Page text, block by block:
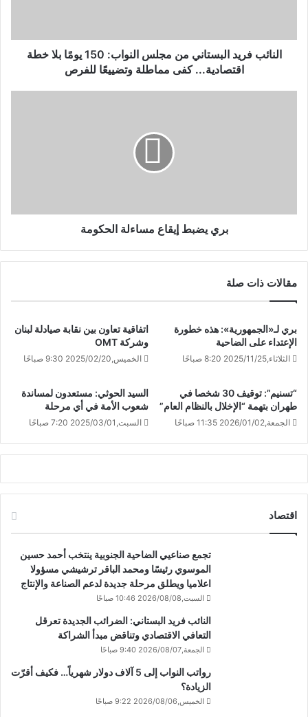
النائب فريد البستاني من مجلس النواب: 150 يومًا بلا خطة
اقتصادية... كفى مماطلة وتضييعًا للفرص
بري يضبط إيقاع مساءلة الحكومة
مقالات ذات صلة
بري لـ«الجمهورية»: هذه خطورة
الإعتداء على الضاحية
الثلاثاء,2025/11/25 8:20 صباحًا
اتفاقية تعاون بين نقابة صيادلة لبنان
وشركة OMT
الخميس,2025/02/20 9:30 صباحًا
“تسنيم”: توقيف 30 شخصا في
طهران بتهمة “الإخلال بالنظام العام”
الجمعة,2026/01/02 11:35 صباحًا
السيد الحوثي: مستعدون لمساندة
شعوب الأمة في أي مرحلة
السبت,2025/03/01 7:20 صباحًا
اقتصاد
تجمع صناعيي الضاحية الجنوبية ينتخب أحمد حسين
الموسوي رئيسًا ومحمد الباقر ترشيشي مسؤولا
اعلاميا ويطلق مرحلة جديدة لدعم الصناعة والإنتاج
السبت,2026/08/08 10:46 صباحًا
النائب فريد البستاني: الضرائب الجديدة تعرقل
التعافي الاقتصادي وتناقض مبدأ الشراكة
الجمعة,2026/08/07 9:40 صباحًا
رواتب النواب إلى 5 آلاف دولار شهرياً… فكيف أقرّت
الزيادة؟
الخميس,2026/08/06 9:22 صباحًا